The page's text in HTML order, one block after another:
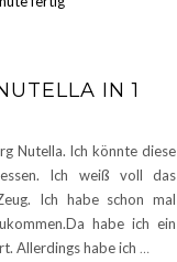
IN 1
Nutella. Ich könnte diese
Ich weiß voll das
Ich habe schon mal
habe ich ein
Allerdings habe ich …